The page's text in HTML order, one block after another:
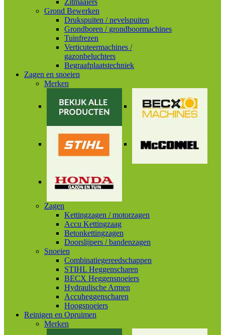
Zitmaaiers
Grond Bewerken
Drukspuiten / nevelspuiten
Grondboren / grondboormachines
Tuinfrezen
Verticuteermachines /
gazonbeluchters
Begraafplaatstechniek
Zagen en snoeien
Merken
Zagen
Kettingzagen / motorzagen
Accu Kettingzaag
Betonkettingzagen
Doorslijpers / bandenzagen
Snoeien
Combinatiegereedschappen
STIHL Heggenscharen
BECX Heggensnoeiers
Hydraulische Armen
Accuheggenscharen
Hoogsnoeiers
Reinigen en Opruimen
Merken